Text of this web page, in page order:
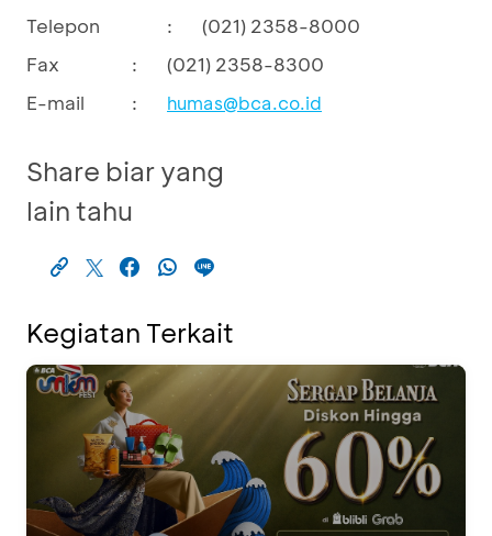
Telepon
:
(021) 2358-8000
Fax
:
(021) 2358-8300
E-mail
: humas@bca.co.id
Share biar yang
lain tahu
Kegiatan Terkait